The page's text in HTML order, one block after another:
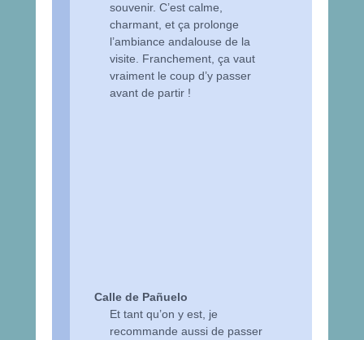
souvenir. C’est calme,
charmant, et ça prolonge
l’ambiance andalouse de la
visite. Franchement, ça vaut
vraiment le coup d’y passer
avant de partir !
Calle de Pañuelo
Et tant qu’on y est, je
recommande aussi de passer